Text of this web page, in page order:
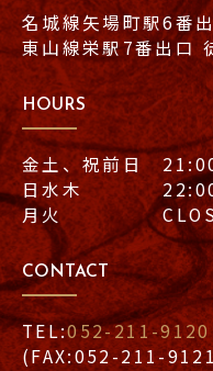
名城線矢場町駅6番
東山線栄駅7番出口
HOURS
金土、祝前日
日水木 22:00
月火
CONTACT
TEL:052-211-9120
(FAX:052-211-